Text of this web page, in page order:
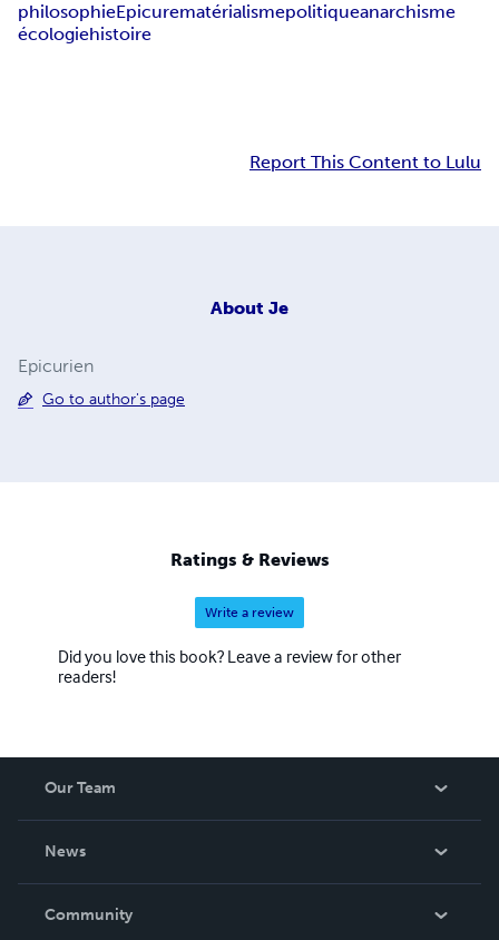
philosophieEpicurematérialismepolitiqueanarchisme
écologiehistoire
Report This Content to Lulu
About Je
Epicurien
Go to author's page
Ratings & Reviews
Write a review
Did you love this book? Leave a review for other
readers!
Our Team
News
In The News
Community